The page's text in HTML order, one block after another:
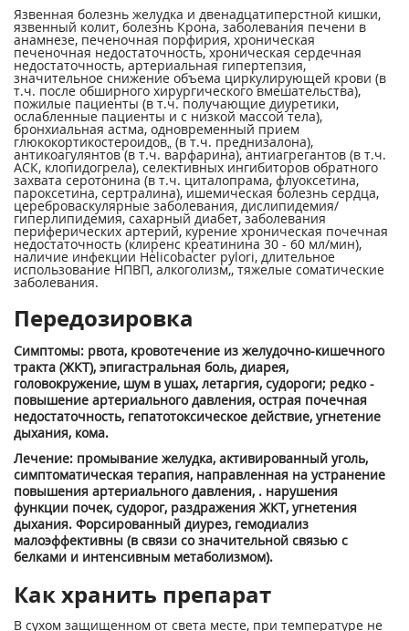
Язвенная болезнь желудка и двенадцатиперстной кишки,
язвенный колит, болезнь Крона, заболевания печени в
анамнезе, печеночная порфирия, хроническая
печеночная недостаточность, хроническая сердечная
недостаточность, артериальная гипертепзия,
значительное снижение объема циркулирующей крови (в
т.ч. после обширного хирургического вмешательства),
пожилые пациенты (в т.ч. получающие диуретики,
ослабленные пациенты и с низкой массой тела),
бронхиальная астма, одновременный прием
глюкокортикостероидов„ (в т.ч. преднизалона),
антикоагулянтов (в т.ч. варфарина), антиагрегантов (в т.ч.
АСК, клопидогрела), селективных ингибиторов обратного
захвата серотонина (в т.ч. циталопрама, флуоксетина,
пароксетина, сертралина), ишемическая болезнь сердца,
цереброваскулярные заболевания, дислипидемия/
гиперлипидемия, сахарный диабет, заболевания
периферических артерий, курение хроническая почечная
недостаточность (клиренс креатинина 30 - 60 мл/мин),
наличие инфекции Helicobacter pylori, длительное
использование НПВП, алкоголизм,, тяжелые соматические
заболевания.
Передозировка
Симптомы: рвота, кровотечение из желудочно-кишечного
тракта (ЖКТ), эпигастральная боль, диарея,
головокружение, шум в ушах, летаргия, судороги; редко -
повышение артериального давления, острая почечная
недостаточность, гепатотоксическое действие, угнетение
дыхания, кома.
Лечение: промывание желудка, активированный уголь,
симптоматическая терапия, направленная на устранение
повышения артериального давления, . нарушения
функции почек, судорог, раздражения ЖКТ, угнетения
дыхания. Форсированный диурез, гемодиализ
малоэффективны (в связи со значительной связью с
белками и интенсивным метаболизмом).
Как хранить препарат
В сухом защищенном от света месте, при температуре не